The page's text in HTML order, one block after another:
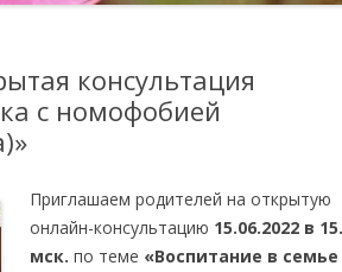
консультация
с номофобией
Приглашаем родителей на открытую
онлайн-консультацию 15.06.2022 в
мск. по теме «Воспитание в семье